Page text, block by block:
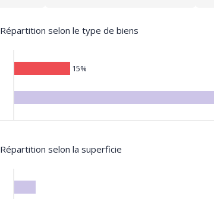
Répartition selon le type de biens
15%
Répartition selon la superficie